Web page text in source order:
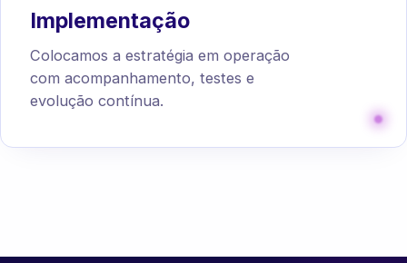
Implementação
Colocamos a estratégia em operação
com acompanhamento, testes e
evolução contínua.